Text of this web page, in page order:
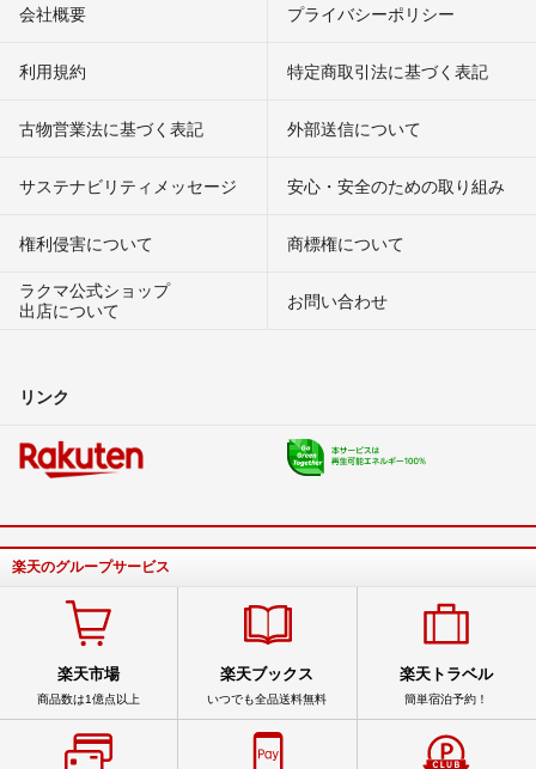
会社概要 プライバシーポリシー
利用規約 特定商取引法に基づく表記
古物営業法に基づく表記 外部送信について
サステナビリティメッセージ 安心・安全のための取り組み
権利侵害について
商標権について
ラクマ公式ショップ
出店について
お問い合わせ
リンク
楽天のグループサービス
楽天市場
商品数は1億点以上
楽天ブックス
いつでも全品送料無料
楽天トラベル
簡単宿泊予約！